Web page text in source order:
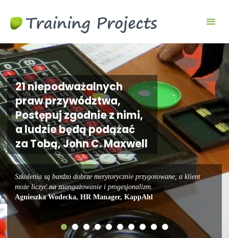
biznesowe i
21 niepodważalnych
praw przywództwa,
Postępuj zgodnie z nimi,
a ludzie będą podążać
za Tobą, John C. Maxwell
Szkolenia są bardzo dobrze merytorycznie przygotowane, a klient
może liczyć na zaangażowanie i progesjonalizm.
Agnieszka Wodecka, HR Manager, KappAhl